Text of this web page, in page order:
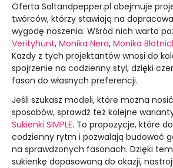
Oferta Saltandpepper.pl obejmuje
twórców, którzy stawiają na
wygodę noszenia. Wśród nich warto
Verityhunt, Monika Nera, Monika
Każdy z tych projektantów wnosi do
spojrzenie na codzienny styl, dzięki
fason do własnych preferencji.
Jeśli szukasz modeli, które można
sposobów, sprawdź też kolejne
Sukienki SIMPLE. To propozycje, które
codzienny rytm i pozwalają budować
na sprawdzonych fasonach. Dzięki
sukienkę dopasowaną do okazji,